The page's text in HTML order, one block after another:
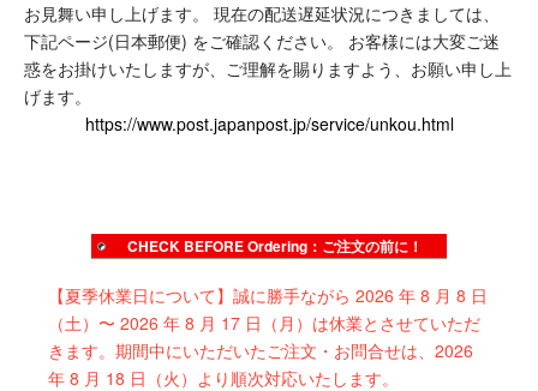
お見舞い申し上げます。
現在の配送遅延状況につきましては、
下記ページ(日本郵便) をご確認ください。
お客様には大変ご迷
惑をお掛けいたしますが、ご理解を賜りますよう、お願い申し上
げます。
https://www.post.japanpost.jp/service/unkou.html
CHECK BEFORE Ordering：ご注文の前に！
【夏季休業日について】誠に勝手ながら 2026 年 8 月 8 日
（土）〜 2026 年 8 月 17 日（月）は休業とさせていただ
きます。期間中にいただいたご注文・お問合せは、2026
年 8 月 18 日（火）より順次対応いたします。